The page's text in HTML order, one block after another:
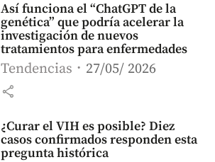
Así funciona el “ChatGPT de la
genética” que podría acelerar la
investigación de nuevos
tratamientos para enfermedades
Tendencias 27/05/ 2026
share
¿Curar el VIH es posible? Diez
casos confirmados responden esta
pregunta histórica